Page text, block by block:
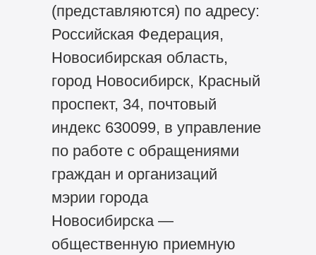
(представляются) по адресу:
Российская Федерация,
Новосибирская область,
город Новосибирск, Красный
проспект, 34, почтовый
индекс 630099, в управление
по работе с обращениями
граждан и организаций
мэрии города
Новосибирска —
общественную приемную